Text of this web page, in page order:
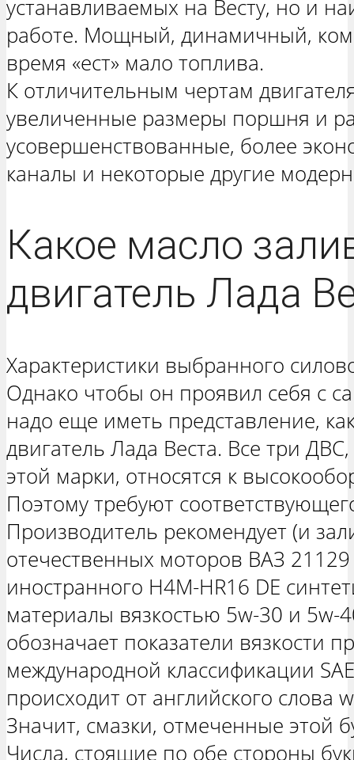
устанавливаемых на Весту, но и
работе. Мощный, динамичный,
время «ест» мало топлива.
К отличительным чертам
увеличенные размеры поршня и
усовершенствованные, более
каналы и некоторые другие
Какое масло
двигатель Лада
Характеристики выбранного
Однако чтобы он проявил себя с
надо еще иметь представление,
двигатель Лада Веста. Все три
этой марки, относятся к
Поэтому требуют
Производитель рекомендует (и
отечественных моторов ВАЗ
иностранного H4M-HR16 DE
материалы вязкостью 5w-30 и 5w-
обозначает показатели вязкости
международной классификации
происходит от английского слова
Значит, смазки, отмеченные этой
Числа, стоящие по обе стороны